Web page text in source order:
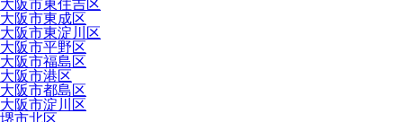
大阪市東住吉区
大阪市東成区
大阪市東淀川区
大阪市平野区
大阪市福島区
大阪市港区
大阪市都島区
大阪市淀川区
堺市北区